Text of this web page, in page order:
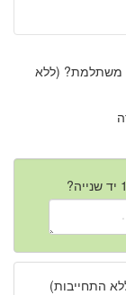
משתלמת? (ללא
התחייבות)